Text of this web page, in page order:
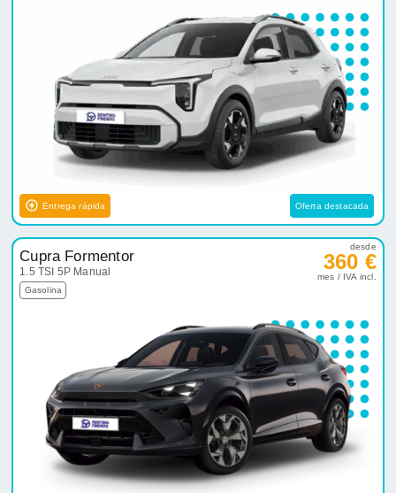
Entrega rápida Oferta destacada
Cupra Formentor
1.5 TSI 5P Manual
Gasolina
desde
360 €
mes / IVA incl.